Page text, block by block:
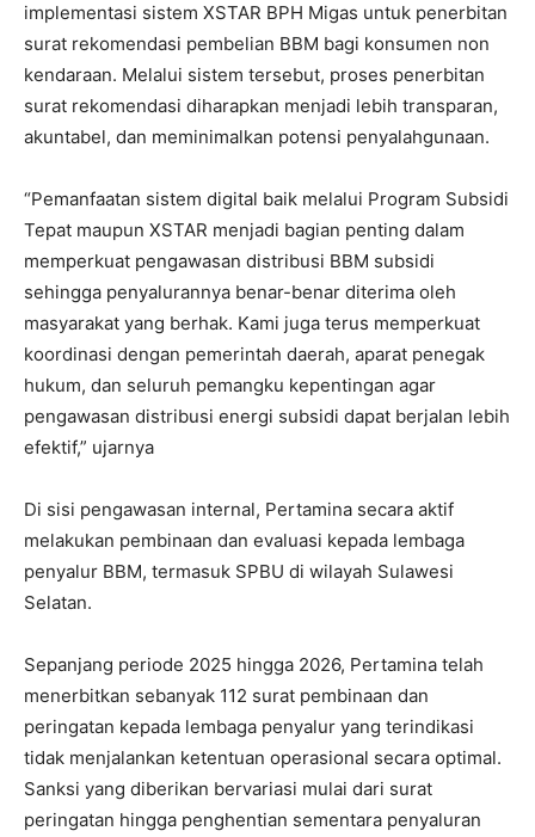
implementasi sistem XSTAR BPH Migas untuk penerbitan
surat rekomendasi pembelian BBM bagi konsumen non
kendaraan. Melalui sistem tersebut, proses penerbitan
surat rekomendasi diharapkan menjadi lebih transparan,
akuntabel, dan meminimalkan potensi penyalahgunaan.
“Pemanfaatan sistem digital baik melalui Program Subsidi
Tepat maupun XSTAR menjadi bagian penting dalam
memperkuat pengawasan distribusi BBM subsidi
sehingga penyalurannya benar-benar diterima oleh
masyarakat yang berhak. Kami juga terus memperkuat
koordinasi dengan pemerintah daerah, aparat penegak
hukum, dan seluruh pemangku kepentingan agar
pengawasan distribusi energi subsidi dapat berjalan lebih
efektif,” ujarnya
Di sisi pengawasan internal, Pertamina secara aktif
melakukan pembinaan dan evaluasi kepada lembaga
penyalur BBM, termasuk SPBU di wilayah Sulawesi
Selatan.
Sepanjang periode 2025 hingga 2026, Pertamina telah
menerbitkan sebanyak 112 surat pembinaan dan
peringatan kepada lembaga penyalur yang terindikasi
tidak menjalankan ketentuan operasional secara optimal.
Sanksi yang diberikan bervariasi mulai dari surat
peringatan hingga penghentian sementara penyaluran